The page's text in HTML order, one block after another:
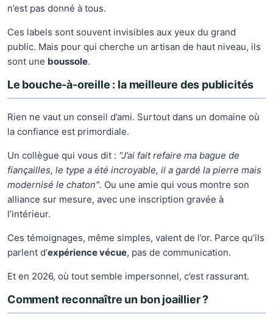
n’est pas donné à tous.
Ces labels sont souvent invisibles aux yeux du grand
public. Mais pour qui cherche un artisan de haut niveau, ils
sont une boussole.
Le bouche-à-oreille : la meilleure des publicités
Rien ne vaut un conseil d’ami. Surtout dans un domaine où
la confiance est primordiale.
Un collègue qui vous dit : "J’ai fait refaire ma bague de
fiançailles, le type a été incroyable, il a gardé la pierre mais
modernisé le chaton". Ou une amie qui vous montre son
alliance sur mesure, avec une inscription gravée à
l’intérieur.
Ces témoignages, même simples, valent de l’or. Parce qu’ils
parlent d’expérience vécue, pas de communication.
Et en 2026, où tout semble impersonnel, c’est rassurant.
Comment reconnaître un bon joaillier ?